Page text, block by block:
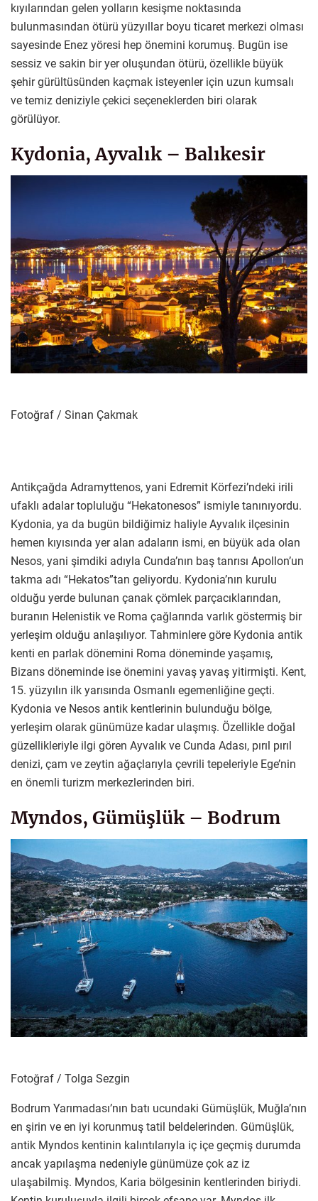
kıyılarından gelen yolların kesişme noktasında
bulunmasından ötürü yüzyıllar boyu ticaret merkezi olması
sayesinde Enez yöresi hep önemini korumuş. Bugün ise
sessiz ve sakin bir yer oluşundan ötürü, özellikle büyük
şehir gürültüsünden kaçmak isteyenler için uzun kumsalı
ve temiz deniziyle çekici seçeneklerden biri olarak
görülüyor.
Kydonia, Ayvalık – Balıkesir
Fotoğraf / Sinan Çakmak
Antikçağda Adramyttenos, yani Edremit Körfezi’ndeki irili
ufaklı adalar topluluğu “Hekatonesos” ismiyle tanınıyordu.
Kydonia, ya da bugün bildiğimiz haliyle Ayvalık ilçesinin
hemen kıyısında yer alan adaların ismi, en büyük ada olan
Nesos, yani şimdiki adıyla Cunda’nın baş tanrısı Apollon’un
takma adı “Hekatos”tan geliyordu. Kydonia’nın kurulu
olduğu yerde bulunan çanak çömlek parçacıklarından,
buranın Helenistik ve Roma çağlarında varlık göstermiş bir
yerleşim olduğu anlaşılıyor. Tahminlere göre Kydonia antik
kenti en parlak dönemini Roma döneminde yaşamış,
Bizans döneminde ise önemini yavaş yavaş yitirmişti. Kent,
15. yüzyılın ilk yarısında Osmanlı egemenliğine geçti.
Kydonia ve Nesos antik kentlerinin bulunduğu bölge,
yerleşim olarak günümüze kadar ulaşmış. Özellikle doğal
güzellikleriyle ilgi gören Ayvalık ve Cunda Adası, pırıl pırıl
denizi, çam ve zeytin ağaçlarıyla çevrili tepeleriyle Ege’nin
en önemli turizm merkezlerinden biri.
Myndos, Gümüşlük – Bodrum
Fotoğraf / Tolga Sezgin
Bodrum Yarımadası’nın batı ucundaki Gümüşlük, Muğla’nın
en şirin ve en iyi korunmuş tatil beldelerinden. Gümüşlük,
antik Myndos kentinin kalıntılarıyla iç içe geçmiş durumda
ancak yapılaşma nedeniyle günümüze çok az iz
ulaşabilmiş. Myndos, Karia bölgesinin kentlerinden biriydi.